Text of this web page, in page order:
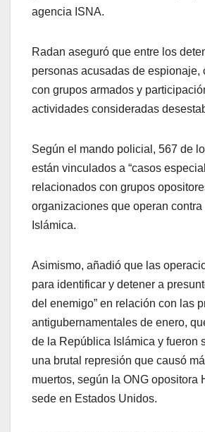
agencia ISNA.
Radan aseguró que entre los
personas acusadas de espionaje,
con grupos armados y
actividades consideradas
Según el mando policial, 567 de
están vinculados a “casos
relacionados con grupos
organizaciones que operan
Islámica.
Asimismo, añadió que las
para identificar y detener a
del enemigo” en relación con las
antigubernamentales de enero,
de la República Islámica y fueron
una brutal represión que causó
muertos, según la ONG opositora
sede en Estados Unidos.